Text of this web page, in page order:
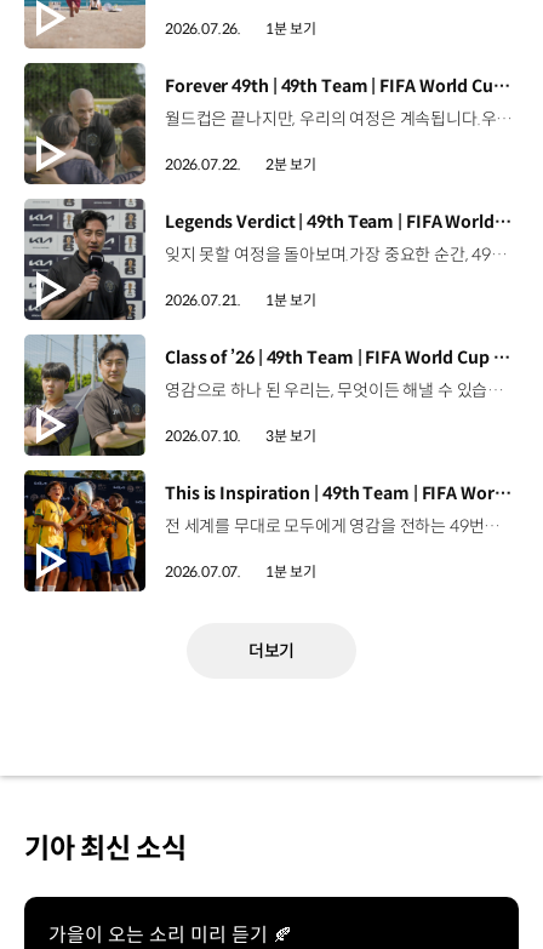
2026.07.26. 1분 보기
[동영상]
Forever 49th | 49th Team | FIFA World Cup 2026™
월드컵은 끝나지만, 우리의 여정은 계속됩니다.우리는 영원한 49번째 팀입니다. 자세히 보기 ▶ #Kia #InspirationConnectsUsAll #49thTeam #OMBC #FIFAWorldCup2026 유튜브 쇼츠 보기 >
2026.07.22. 2분 보기
[동영상]
Legends Verdict | 49th Team | FIFA World Cup 2026™
잊지 못할 여정을 돌아보며.가장 중요한 순간, 49번째 팀이 공을 건네며 완벽하게 임무를 해낸 그 순간을 함께 돌아봅니다. 자세히 보기 ▶ #Kia #InspirationConnectsUsAll #49thTeam #OMBC #FIFAWorldCup2026 유튜브 쇼츠 보기 >
2026.07.21. 1분 보기
[동영상]
Class of ’26 | 49th Team | FIFA World Cup 2026™
영감으로 하나 된 우리는, 무엇이든 해낼 수 있습니다.세계 곳곳에서 모인 2026년의 주인공들이 FIFA 월드컵™ 오피셜 매치볼 캐리어로 꿈의 무대에 섰습니다. 자세히 보기 ▶ #Kia #InspirationConnectsUsAll #49thTeam #OMBC #FIFAWorldCup2026 유튜브 쇼츠 보기 >
2026.07.10. 3분 보기
[동영상]
This is Inspiration | 49th Team | FIFA World Cup 2026™
전 세계를 무대로 모두에게 영감을 전하는 49번째 팀.FIFA 월드컵 2026™을 향한 여정 속, 이제 사람들의 시선은 이 어린 스타들에게 향합니다. 자세히 보기 ▶ #Kia #InspirationConnectsUsAll #49thTeam #OMBC #FIFAWorldCup2026 유튜브 쇼츠 보기 >
2026.07.07. 1분 보기
더보기
기아 최신 소식
가을이 오는 소리 미리 듣기 🍂